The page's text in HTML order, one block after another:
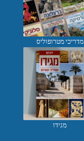
מדריכי מטרופוליס
מגידו